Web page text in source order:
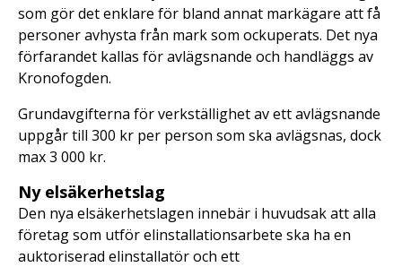
som gör det enklare för bland annat markägare att få
personer avhysta från mark som ockuperats. Det nya
förfarandet kallas för avlägsnande och handläggs av
Kronofogden.
Grundavgifterna för verkställighet av ett avlägsnande
uppgår till 300 kr per person som ska avlägsnas, dock
max 3 000 kr.
Ny elsäkerhetslag
Den nya elsäkerhetslagen innebär i huvudsak att alla
företag som utför elinstallationsarbete ska ha en
auktoriserad elinstallatör och ett